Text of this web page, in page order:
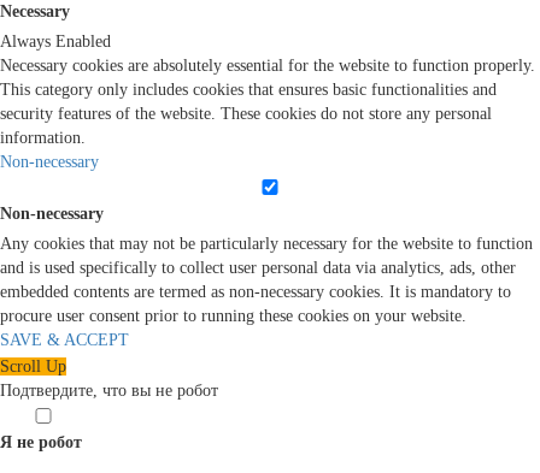
Necessary
Always Enabled
Necessary cookies are absolutely essential for the website to function properly.
This category only includes cookies that ensures basic functionalities and
security features of the website. These cookies do not store any personal
information.
Non-necessary
Non-necessary
Any cookies that may not be particularly necessary for the website to function
and is used specifically to collect user personal data via analytics, ads, other
embedded contents are termed as non-necessary cookies. It is mandatory to
procure user consent prior to running these cookies on your website.
SAVE & ACCEPT
Scroll Up
Подтвердите, что вы не робот
Я не робот